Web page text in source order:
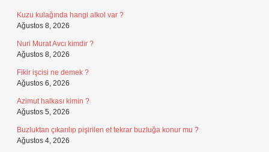
Kuzu kulağında hangi alkol var ?
Ağustos 8, 2026
Nuri Murat Avcı kimdir ?
Ağustos 8, 2026
Fikir işcisi ne demek ?
Ağustos 6, 2026
Azimut halkası kimin ?
Ağustos 5, 2026
Buzluktan çıkarılıp pişirilen et tekrar buzluğa konur mu ?
Ağustos 4, 2026